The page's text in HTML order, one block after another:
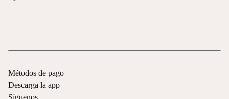
Métodos de pago
Descarga la app
Síguenos